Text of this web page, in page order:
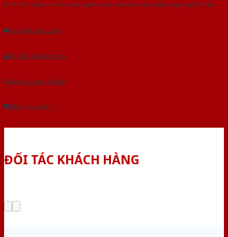
Với kinh nghiệm nhiêu năm nghiên cứu cửa theo tiêu chuẩn công nghệ Châu
Gửi yêu cầu tư vấn
Tải báo giá tổng hợp
Yêu cầu gọi lại (3 phút)
Dành cho đại lý
ĐỐI TÁC KHÁCH HÀNG